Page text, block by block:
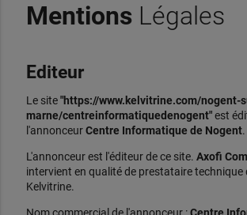
MentionsLégales
Editeur
Le site"https://www.kelvitrine.com/nogent-
marne/centreinformatiquedenogent"est
l'annonceurCentre Informatique de Nogent.
L'annonceur est l'éditeur de ce site. Axofi
intervient en qualité de prestataire technique
Kelvitrine.